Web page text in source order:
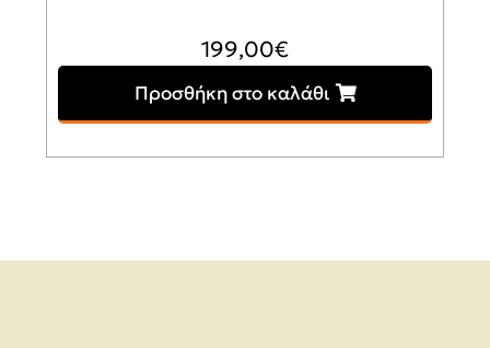
199,00€
Προσθήκη στο καλάθι